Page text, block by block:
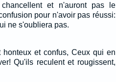
et n'auront pas le
pour n'avoir pas réussi:
ne s'oubliera pas.
et confus, Ceux qui en
Qu'ils reculent et rougissent,